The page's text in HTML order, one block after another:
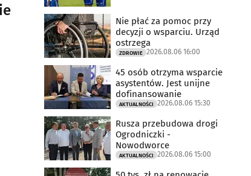
Nie płać za pomoc przy
decyzji o wsparciu. Urząd
ostrzega
ZDROWIE 2026.08.06 16:00
45 osób otrzyma wsparcie
asystentów. Jest unijne
dofinansowanie
AKTUALNOŚCI 2026.08.06 15:30
Rusza przebudowa drogi
Ogrodniczki -
Nowodworce
AKTUALNOŚCI 2026.08.06 15:00